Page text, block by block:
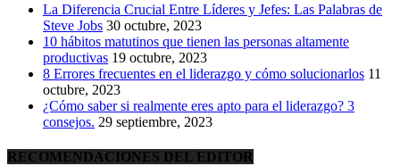
La Diferencia Crucial Entre Líderes y Jefes: Las Palabras de
Steve Jobs 30 octubre, 2023
10 hábitos matutinos que tienen las personas altamente
productivas 19 octubre, 2023
8 Errores frecuentes en el liderazgo y cómo solucionarlos 11
octubre, 2023
¿Cómo saber si realmente eres apto para el liderazgo? 3
consejos. 29 septiembre, 2023
RECOMENDACIONES DEL EDITOR